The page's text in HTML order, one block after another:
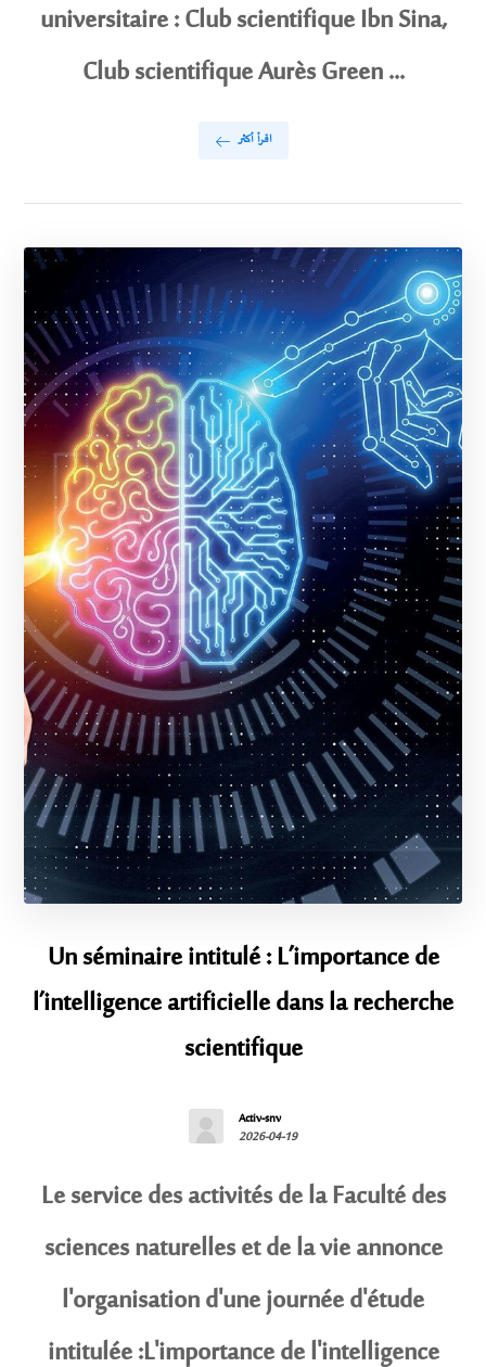
universitaire : Club scientifique Ibn Sina,
Club scientifique Aurès Green ...
اقرأ أكثر
Un séminaire intitulé : L’importance de
l’intelligence artificielle dans la recherche
scientifique
Activ-snv
2026-04-19
Le service des activités de la Faculté des
sciences naturelles et de la vie annonce
l'organisation d'une journée d'étude
intitulée :L'importance de l'intelligence